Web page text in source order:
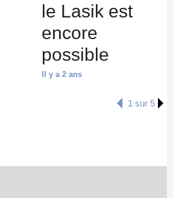
le Lasik est
encore
possible
Il y a 2 ans
1 sur 5